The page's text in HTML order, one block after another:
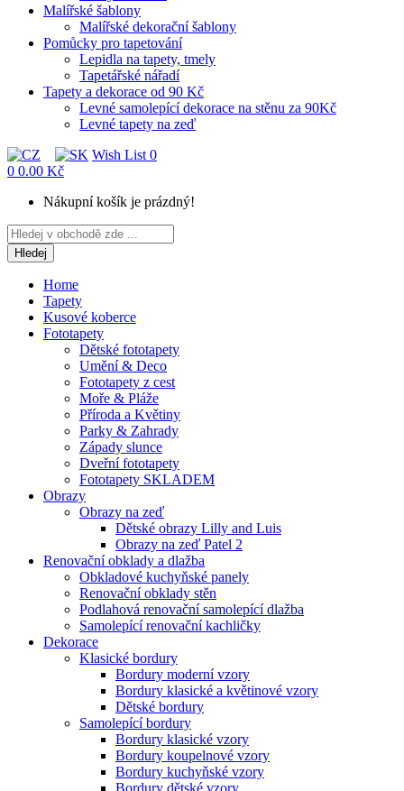
Malířské šablony
Malířské dekorační šablony
Pomůcky pro tapetování
Lepidla na tapety, tmely
Tapetářské nářadí
Tapety a dekorace od 90 Kč
Levné samolepící dekorace na stěnu za 90Kč
Levné tapety na zeď
Wish List 0
0 0.00 Kč
Nákupní košík je prázdný!
Hledej
Home
Tapety
Kusové koberce
Fototapety
Dětské fototapety
Umění & Deco
Fototapety z cest
Moře & Pláže
Příroda a Květiny
Parky & Zahrady
Západy slunce
Dveřní fototapety
Fototapety SKLADEM
Obrazy
Obrazy na zeď
Dětské obrazy Lilly and Luis
Obrazy na zeď Patel 2
Renovační obklady a dlažba
Obkladové kuchyňské panely
Renovační obklady stěn
Podlahová renovační samolepící dlažba
Samolepící renovační kachličky
Dekorace
Klasické bordury
Bordury moderní vzory
Bordury klasické a květinové vzory
Dětské bordury
Samolepící bordury
Bordury klasické vzory
Bordury koupelnové vzory
Bordury kuchyňské vzory
Bordury dětské vzory